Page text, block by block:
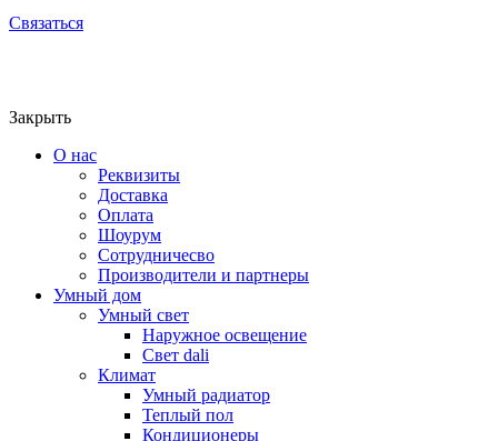
Связаться
Закрыть
О нас
Реквизиты
Доставка
Оплата
Шоурум
Сотрудничесво
Производители и партнеры
Умный дом
Умный свет
Наружное освещение
Свет dali
Климат
Умный радиатор
Теплый пол
Кондиционеры